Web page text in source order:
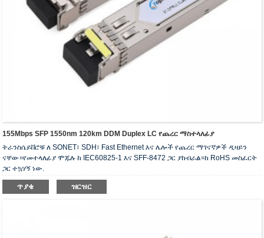
155Mbps SFP 1550nm 120km DDM Duplex LC የጨረር ማስተላለፊያ
ትራንስሴይቨሮቹ ለ SONET፣ SDH፣ Fast Ethernet እና ሌሎች የጨረር ማገናኛዎች ዲዛይን
ናቸው።የመተላለፊያ ሞጁሉ ከ IEC60825-1 እና SFF-8472 ጋር ያከብራል።ከ RoHS መስፈርት
ጋር ተኳሃኝ ነው.
ጥያቄ ዝርዝር